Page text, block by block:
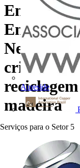
Aureside
Serviços para o Setor 5
Empresas
Nexans e
criar um
madeira